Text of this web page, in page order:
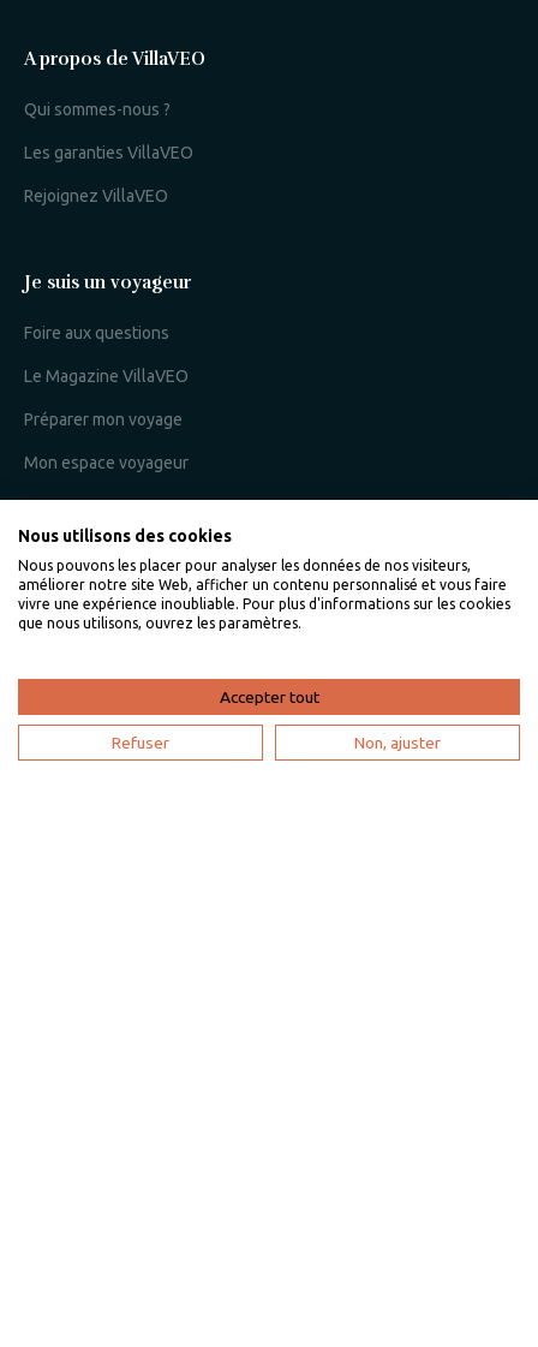
A propos de VillaVEO
Qui sommes-nous ?
Les garanties VillaVEO
Rejoignez VillaVEO
Je suis un voyageur
Foire aux questions
Le Magazine VillaVEO
Préparer mon voyage
Mon espace voyageur
L'expertise VillaVEO
Mon espace propriétaire
Nous utilisons des cookies
Nous pouvons les placer pour analyser les données de nos visiteurs,
améliorer notre site Web, afficher un contenu personnalisé et vous faire
vivre une expérience inoubliable. Pour plus d'informations sur les cookies
que nous utilisons, ouvrez les paramètres.
Accepter tout
Refuser Non, ajuster